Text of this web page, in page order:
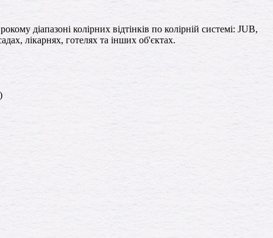
діапазоні колірних відтінків по колірній системі: JUB,
лікарнях, готелях та інших об'єктах.